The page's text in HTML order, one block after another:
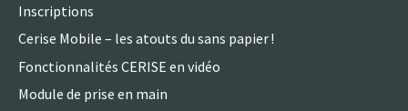
Inscriptions
Cerise Mobile – les atouts du sans papier !
Fonctionnalités CERISE en vidéo
Module de prise en main